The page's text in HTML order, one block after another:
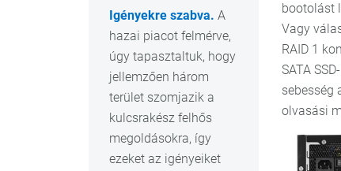
bootolást
Vagy
RAID 1
SATA
sebesség
olvasási
Igényekre szabva. A
hazai piacot felmérve,
úgy tapasztaltuk, hogy
jellemzően három
terület szomjazik a
kulcsrakész felhős
megoldásokra, így
ezeket az igényeiket